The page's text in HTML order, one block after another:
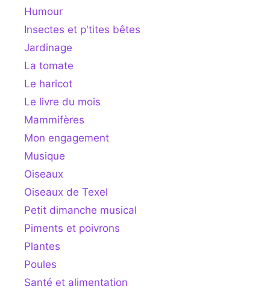
Humour
Insectes et p'tites bêtes
Jardinage
La tomate
Le haricot
Le livre du mois
Mammifères
Mon engagement
Musique
Oiseaux
Oiseaux de Texel
Petit dimanche musical
Piments et poivrons
Plantes
Poules
Santé et alimentation